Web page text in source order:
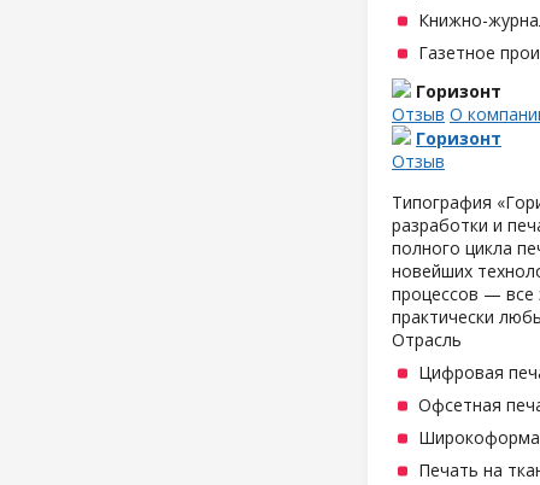
Книжно-
Газетное
Горизонт
Отзыв О
Горизонт
Отзыв
Типография
разработки и
полного цикла
новейших
процессов — все
практически
Отрасль
Цифровая
Офсетная
Печать на